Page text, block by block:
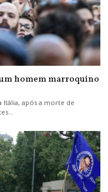
homem marroquino
após a morte de